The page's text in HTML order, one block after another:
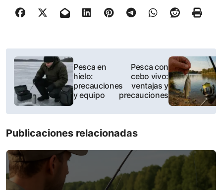
P
t
n
a
v
Pesca en
hielo:
precauciones
y equipo
Pesca con
cebo vivo:
ventajas y
precauciones
Publicaciones relacionadas